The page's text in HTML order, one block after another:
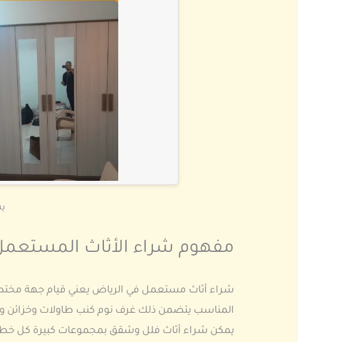
مفهوم شراء الأثاث
شراء أثاث مستعمل في الرياض يعني قيام جهة
المناسب يتضمن ذلك غرف نوم كنب طاولات وخزائن
يمكن شراء أثاث فلل وشقق بمجموعات كبيرة كل